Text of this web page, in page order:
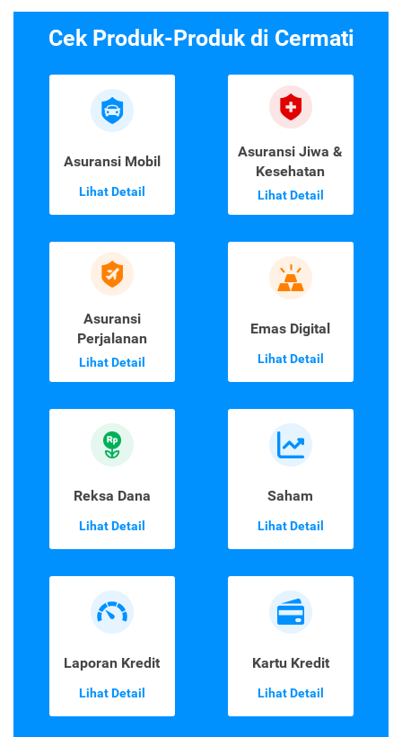
Cek Produk-Produk di Cermati
Asuransi Mobil
Lihat Detail
Asuransi Jiwa &
Kesehatan
Lihat Detail
Asuransi
Perjalanan
Lihat Detail
Emas Digital
Lihat Detail
Reksa Dana
Lihat Detail
Saham
Lihat Detail
Laporan Kredit
Lihat Detail
Kartu Kredit
Lihat Detail